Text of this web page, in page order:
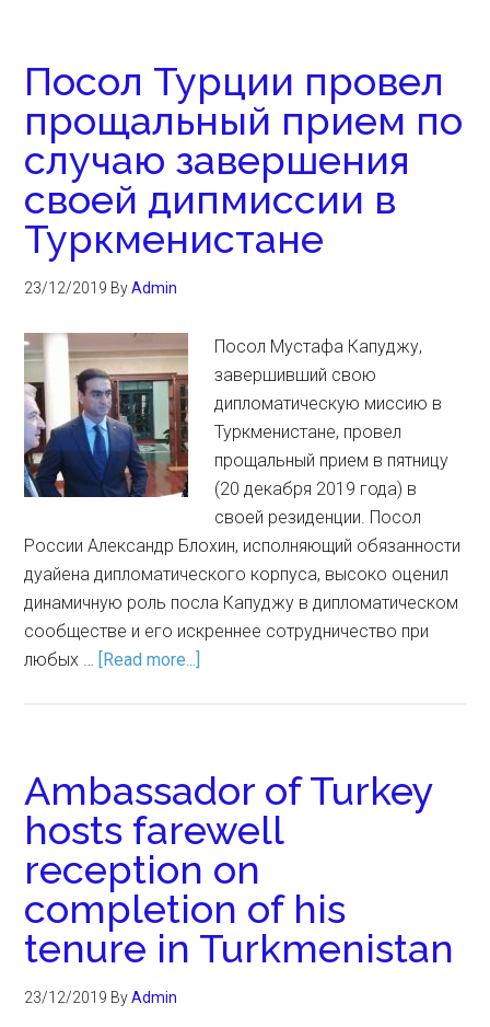
Посол Турции провел
прощальный прием по
случаю завершения
своей дипмиссии в
Туркменистане
23/12/2019 ByAdmin
Посол Мустафа Капуджу,
завершивший свою
дипломатическую миссию в
Туркменистане, провел
прощальный прием в пятницу
(20 декабря 2019 года) в
своей резиденции. Посол
России Александр Блохин, исполняющий обязанности
дуайена дипломатического корпуса, высоко оценил
динамичную роль посла Капуджу в дипломатическом
сообществе и его искреннее сотрудничество при
любых … [Read more...]
Ambassador of Turkey
hosts farewell
reception on
completion of his
tenure in Turkmenistan
23/12/2019 ByAdmin